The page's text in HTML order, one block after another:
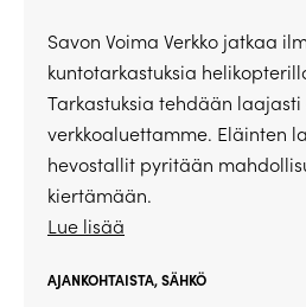
Savon Voima Verkko jatkaa
kuntotarkastuksia
Tarkastuksia tehdään
verkkoaluettamme. Eläinten
hevostallit pyritään
kiertämään.
Lue lisää
AJANKOHTAISTA,SÄHKÖ